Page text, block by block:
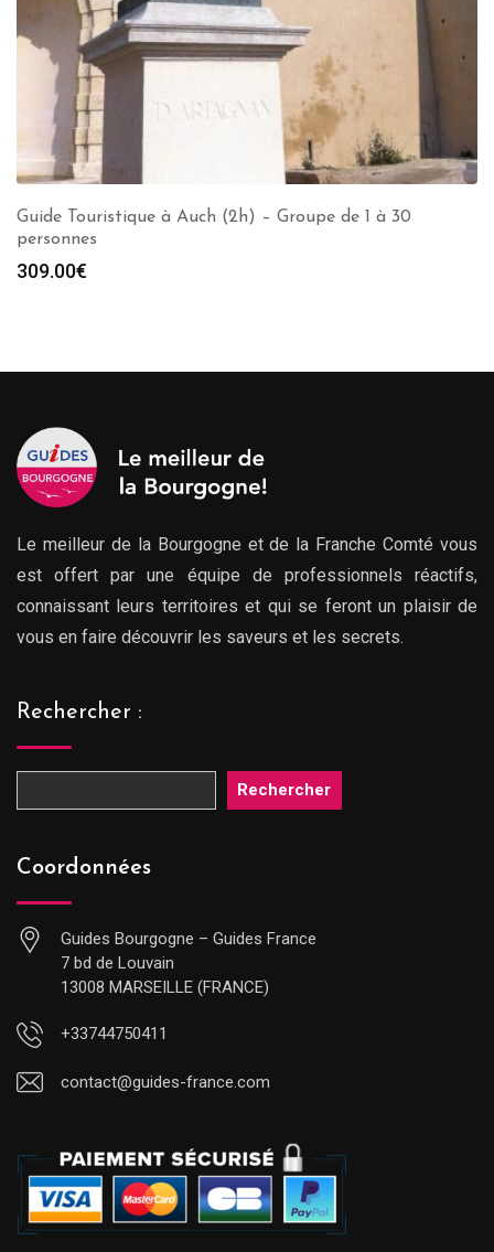
Guide Touristique à Auch (2h) – Groupe de 1 à 30
personnes
309.00€
Le meilleur de la Bourgogne et de la Franche Comté vous
est offert par une équipe de professionnels réactifs,
connaissant leurs territoires et qui se feront un plaisir de
vous en faire découvrir les saveurs et les secrets.
Rechercher :
Rechercher
Coordonnées
Guides Bourgogne – Guides France
7 bd de Louvain
13008 MARSEILLE (FRANCE)
+33744750411
contact@guides-france.com